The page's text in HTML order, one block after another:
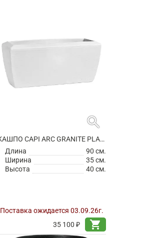
search
КАШПО CAPI ARC GRANITE PLANTER RECTANGLE WHITE
Длина
90 см.
Ширина
35 см.
Высота
40 см.
Поставка ожидается 03.09.26г.
35 100 ₽
shopping_cart